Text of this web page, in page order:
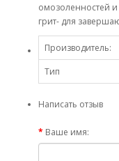
омозоленностей
грит- для
Производитель:
Тип
Написать отзыв
Ваше имя: